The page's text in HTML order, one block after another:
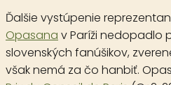
Ďalšie vystúpenie
Opasana v Paríži nedopadlo
slovenských fanúšikov,
však nemá za čo hanbiť.